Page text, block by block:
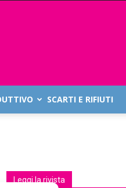
SCARTI E RIFIUTI
Leggi la rivista